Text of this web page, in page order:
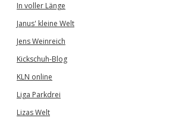
In voller Länge
Janus' kleine Welt
Jens Weinreich
Kickschuh-Blog
KLN online
Liga Parkdrei
Lizas Welt